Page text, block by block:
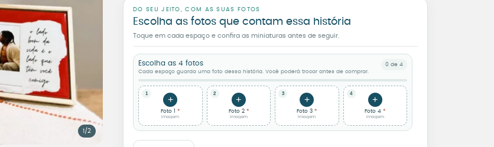
1/2
DO SEU JEITO, COM AS SUAS FOTOS
Escolha as fotos que contam essa história
Toque em cada espaço e confira as miniaturas antes de seguir.
Escolha as 4 fotos
Cada espaço guarda uma foto dessa história. Você poderá trocar antes de comprar.
0 de 4
1
+
Foto 1
Imagem
2
+
Foto 2
Imagem
3
+
Foto 3
Imagem
4
+
Foto 4
Imagem
Combo Romântico Caneca e Azulejo Personalizado Coisa de Alma quantidade